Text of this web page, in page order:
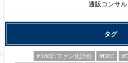
通販コンサル
タグ
#100日ファン化計画 #D2C